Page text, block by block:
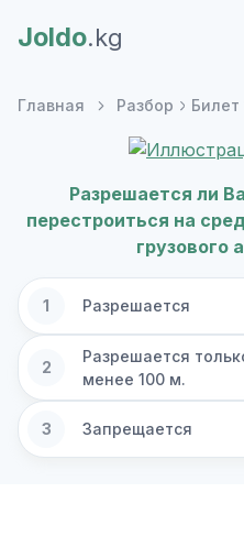
Joldo.kg
Главная Разбор Билет
Разрешается ли
перестроиться на
грузового
1 Разрешается
2
Разрешается
менее 100 м.
3 Запрещается